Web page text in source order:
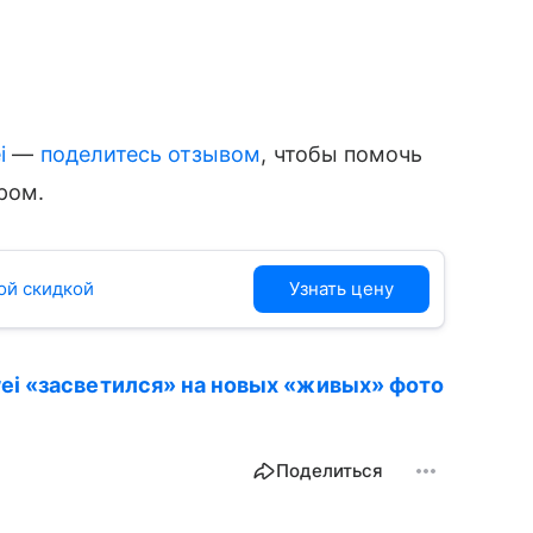
— поделитесь отзывом, чтобы помочь
скидкой Узнать цену
«засветился» на новых «живых» фото
Поделиться